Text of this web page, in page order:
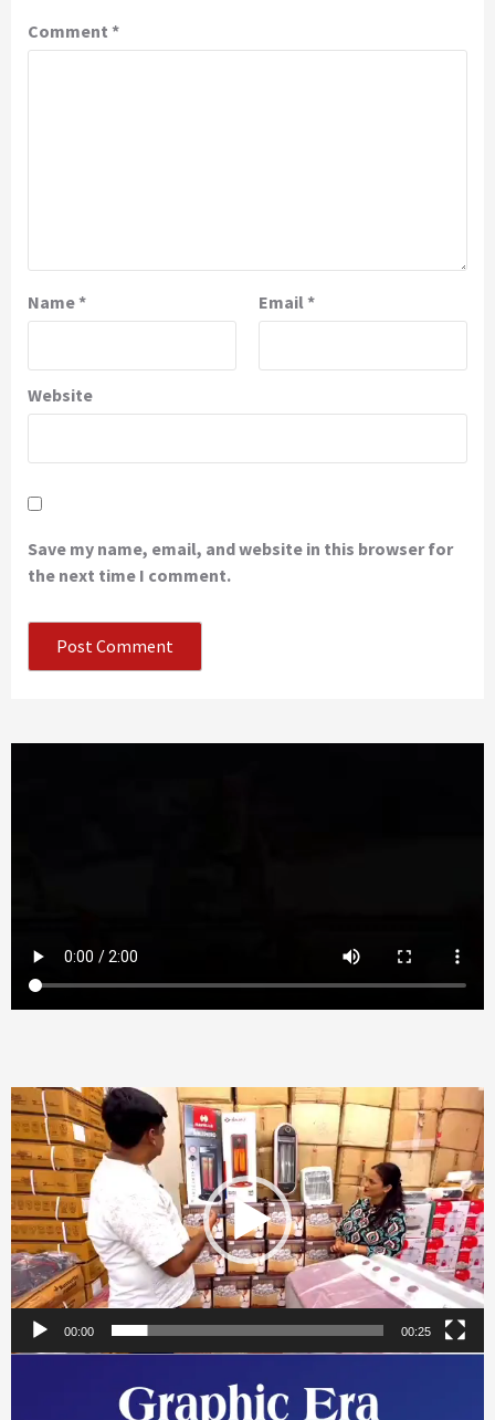
Comment *
Name* Email *
Website
Save my name, email, and website in this browser for
the next time I comment.
Video
Player
00:00 00:25